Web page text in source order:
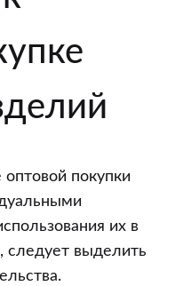
покупки
их в
следует выделить